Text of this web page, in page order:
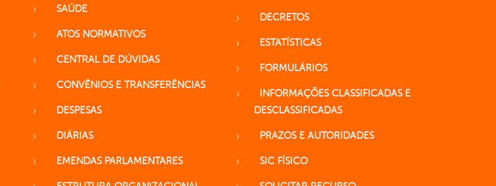
SAÚDE
ATOS NORMATIVOS
CENTRAL DE DÚVIDAS
CONVÊNIOS E TRANSFERÊNCIAS
DESPESAS
DIÁRIAS
EMENDAS PARLAMENTARES
DECRETOS
ESTATÍSTICAS
FORMULÁRIOS
INFORMAÇÕES CLASSIFICADAS E
DESCLASSIFICADAS
PRAZOS E AUTORIDADES
SIC FÍSICO